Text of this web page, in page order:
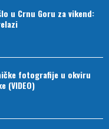
u Crnu Goru za vikend:
fotografije u okviru
(VIDEO)